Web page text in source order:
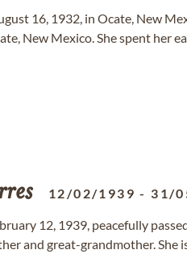
16, 1932, in Ocate, New
New Mexico. She spent her
12/02/1939 - 31/
12, 1939, peacefully
and great-grandmother. She